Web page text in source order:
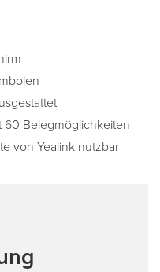
60 Belegmöglichkeiten
von Yealink nutzbar